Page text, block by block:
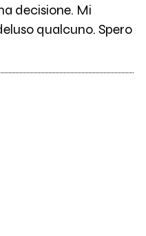
decisione. Mi
qualcuno. Spero